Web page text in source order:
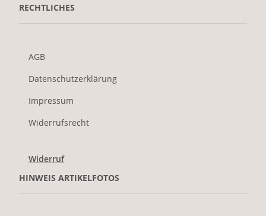
RECHTLICHES
AGB
Datenschutzerklärung
Impressum
Widerrufsrecht
Widerruf
HINWEIS ARTIKELFOTOS